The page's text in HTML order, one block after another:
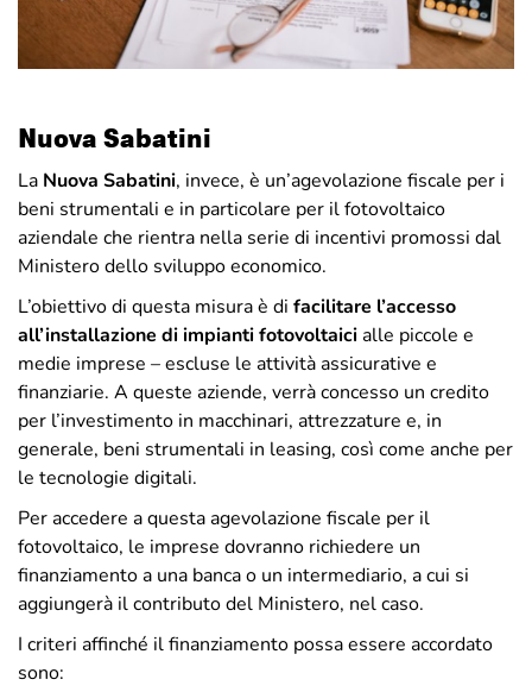
Nuova Sabatini
La Nuova Sabatini, invece, è un’agevolazione fiscale per i
beni strumentali e in particolare per il fotovoltaico
aziendale che rientra nella serie di incentivi promossi dal
Ministero dello sviluppo economico.
L’obiettivo di questa misura è di facilitare l’accesso
all’installazione di impianti fotovoltaicialle piccole e
medie imprese – escluse le attività assicurative e
finanziarie. A queste aziende, verrà concesso un credito
per l’investimento in macchinari, attrezzature e, in
generale, beni strumentali in leasing, così come anche per
le tecnologie digitali.
Per accedere a questa agevolazione fiscale per il
fotovoltaico, le imprese dovranno richiedere un
finanziamento a una banca o un intermediario, a cui si
aggiungerà il contributo del Ministero, nel caso.
I criteri affinché il finanziamento possa essere accordato
sono: